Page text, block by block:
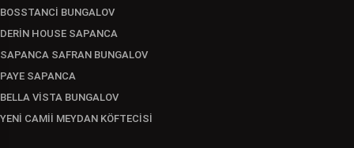
BOSSTANCİ BUNGALOV
DERİN HOUSE SAPANCA
SAPANCA SAFRAN BUNGALOV
PAYE SAPANCA
BELLA VİSTA BUNGALOV
YENİ CAMİİ MEYDAN KÖFTECİSİ